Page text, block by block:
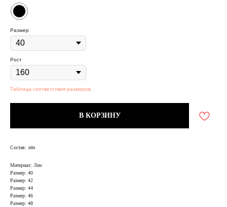
Размер
Рост
Таблица соответствия размеров
В КОРЗИНУ
Состав: лён
Материал: Лен
Размер: 40
Размер: 42
Размер: 44
Размер: 46
Размер: 48